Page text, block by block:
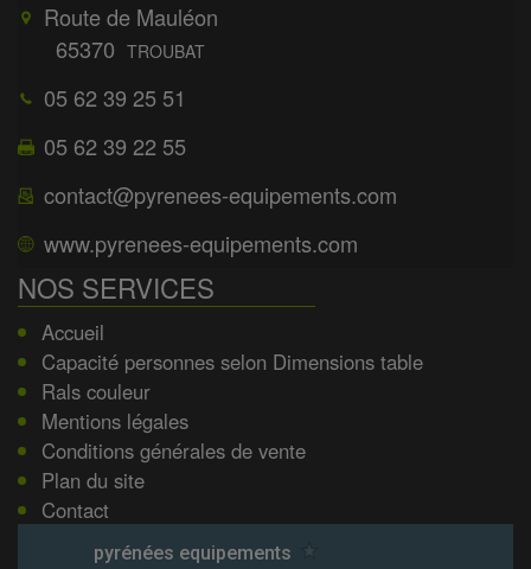
Route de Mauléon
65370 TROUBAT
05 62 39 25 51
05 62 39 22 55
contact@pyrenees-equipements.com
www.pyrenees-equipements.com
NOS SERVICES
Accueil
Capacité personnes selon Dimensions table
Rals couleur
Mentions légales
Conditions générales de vente
Plan du site
Contact